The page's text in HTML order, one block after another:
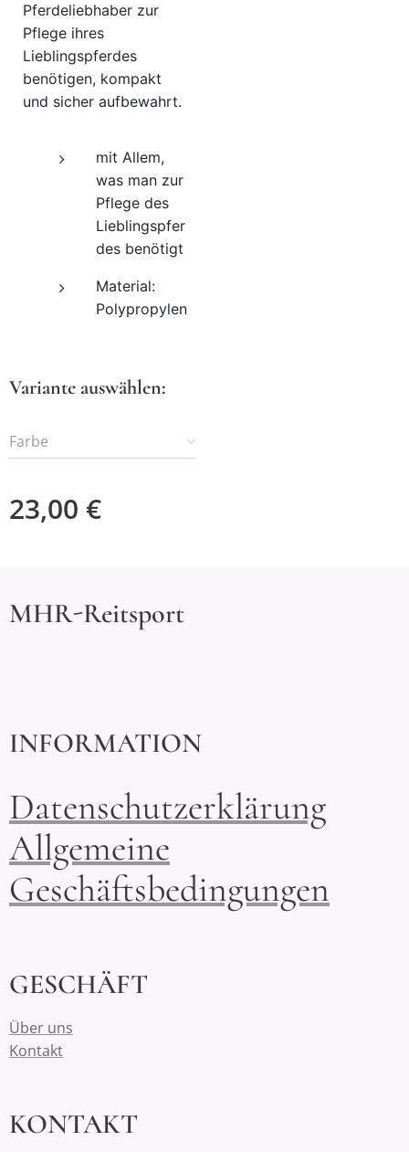
Pferdeliebhaber zur
Pflege ihres
Lieblingspferdes
benötigen, kompakt
und sicher aufbewahrt.
mit Allem,
was man zur
Pflege des
Lieblingspfer
des benötigt
Material:
Polypropylen
Variante auswählen:
Farbe
23,00 €
MHR-Reitsport
INFORMATION
Datenschutzerklärung
Allgemeine
Geschäftsbedingungen
GESCHÄFT
Über uns
Kontakt
KONTAKT